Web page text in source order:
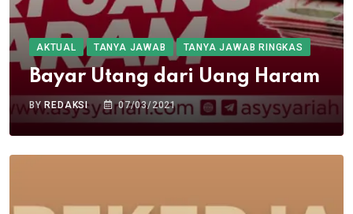
AKTUAL TANYA JAWAB TANYA JAWAB RINGKAS
Bayar Utang dari Uang Haram
BYREDAKSI 07/03/2021